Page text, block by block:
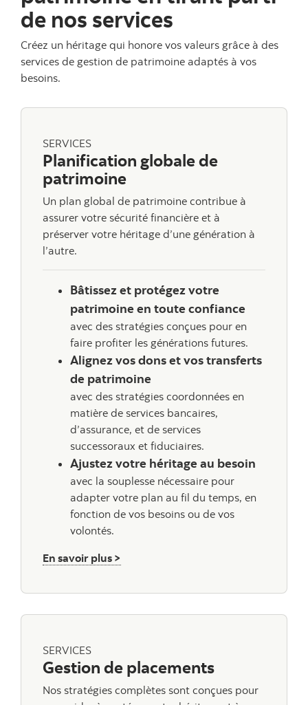
de nos services
Créez un héritage qui honore vos valeurs grâce à des
services de gestion de patrimoine adaptés à vos
besoins.
SERVICES
Planification globale de
patrimoine
Un plan global de patrimoine contribue à
assurer votre sécurité financière et à
préserver votre héritage d’une génération à
l’autre.
Bâtissez et protégez votre
patrimoine en toute confiance
avec des stratégies conçues pour en
faire profiter les générations futures.
Alignez vos dons et vos transferts
de patrimoine
avec des stratégies coordonnées en
matière de services bancaires,
d’assurance, et de services
successoraux et fiduciaires.
Ajustez votre héritage au besoin
avec la souplesse nécessaire pour
adapter votre plan au fil du temps, en
fonction de vos besoins ou de vos
volontés.
En savoir plus >
SERVICES
Gestion de placements
Nos stratégies complètes sont conçues pour